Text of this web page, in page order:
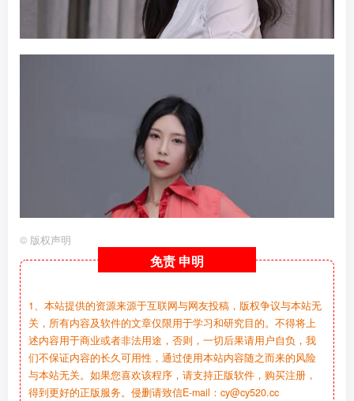
© 版权声明
免责 申明
1、本站提供的资源来源于互联网与网友投稿，版权争议与本站无
关，所有内容及软件的文章仅限用于学习和研究目的。不得将上
述内容用于商业或者非法用途，否则，一切后果请用户自负，我
们不保证内容的长久可用性，通过使用本站内容随之而来的风险
与本站无关。如果您喜欢该程序，请支持正版软件，购买注册，
得到更好的正版服务。侵删请致信E-mail：cy@cy520.cc